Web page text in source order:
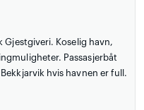
Gjestgiveri. Koselig havn,
Passasjerbåt
hvis havnen er full.